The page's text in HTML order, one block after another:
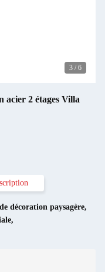
3 / 6
acier 2 étages Villa
décoration paysagère,
,